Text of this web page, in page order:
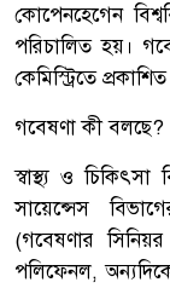
কোপেনহেগেন
পরিচালিত হয়।
কেমিস্ট্রিতে
গবেষণা কী বলছে?
স্বাস্থ্য ও চিকিৎসা
সায়েন্সেস
(গবেষণার
পলিফেনল,